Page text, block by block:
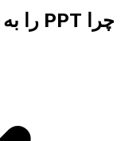
چرا PPT را به PDF تبدیل کنیم؟